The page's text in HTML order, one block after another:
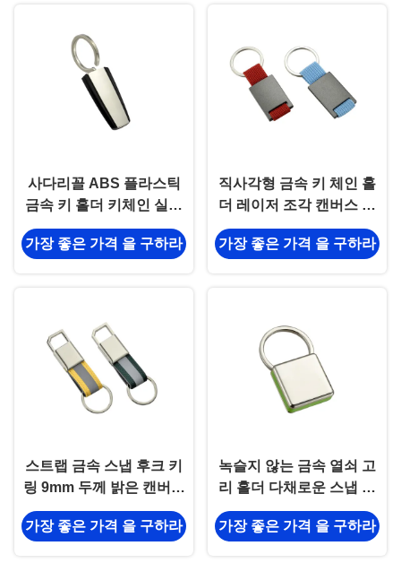
사다리꼴 ABS 플라스틱
금속 키 홀더 키체인 실버
전기도금
가장 좋은 가격 을 구하라
직사각형 금속 키 체인 홀
더 레이저 조각 캔버스 기
념품 선물
가장 좋은 가격 을 구하라
스트랩 금속 스냅 후크 키
링 9mm 두께 밝은 캔버스
키 홀더 기념품
가장 좋은 가격 을 구하라
녹슬지 않는 금속 열쇠 고
리 홀더 다채로운 스냅 걸
이 열쇠 고리 사각 플라스
틱
가장 좋은 가격 을 구하라